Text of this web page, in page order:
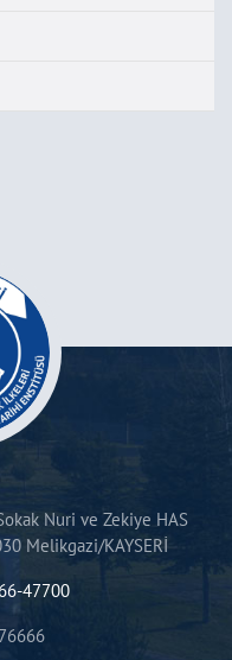
Nuri ve Zekiye HAS
Melikgazi/KAYSERİ
47700